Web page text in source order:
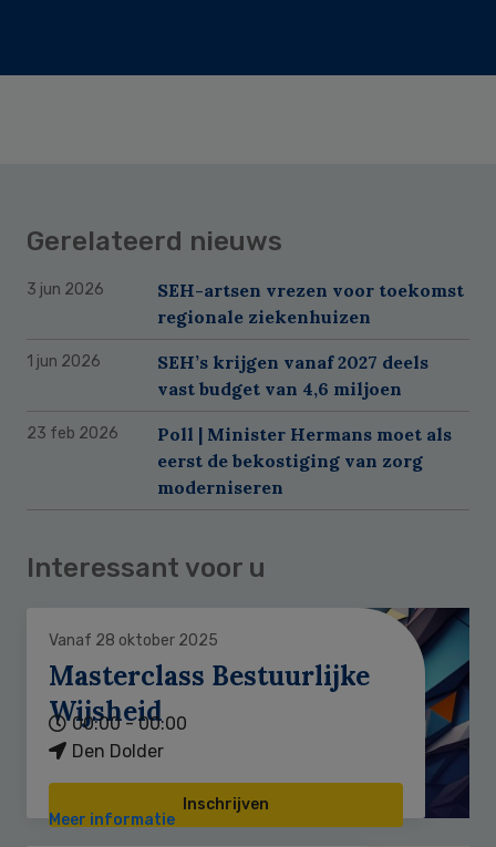
Gerelateerd nieuws
3 jun 2026
SEH-artsen vrezen voor toekomst
regionale ziekenhuizen
1 jun 2026
SEH’s krijgen vanaf 2027 deels
vast budget van 4,6 miljoen
23 feb 2026
Poll | Minister Hermans moet als
eerst de bekostiging van zorg
moderniseren
Interessant voor u
Vanaf 28 oktober 2025
Masterclass Bestuurlijke
Wijsheid
00:00 - 00:00
Den Dolder
Inschrijven
Meer informatie